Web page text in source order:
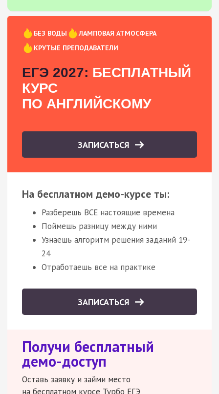
БЕЗ ВОДЫ
ЛАМПОВАЯ АТМОСФЕРА
КРУТЫЕ ПРЕПОДАВАТЕЛИ
ЕГЭ 2027: БЕСПЛАТНЫЙ
КУРС
ПО АНГЛИЙСКОМУ
ЗАПИСАТЬСЯ
На бесплатном демо-курсе ты:
Разберешь ВСЕ настоящие времена
Поймешь разницу между ними
Узнаешь алгоритм решения заданий 19-
24
Отработаешь все на практике
ЗАПИСАТЬСЯ
Получи бесплатный
демо-доступ
Оставь заявку и займи место
на бесплатном курсе Турбо ЕГЭ